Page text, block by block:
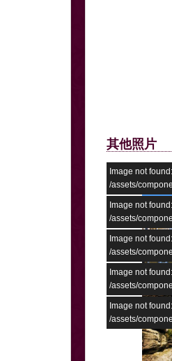
其他照片
Image not found:
/assets/
Image not found:
/assets/
Image not found:
/assets/
Image not found:
/assets/
Image not found:
/assets/